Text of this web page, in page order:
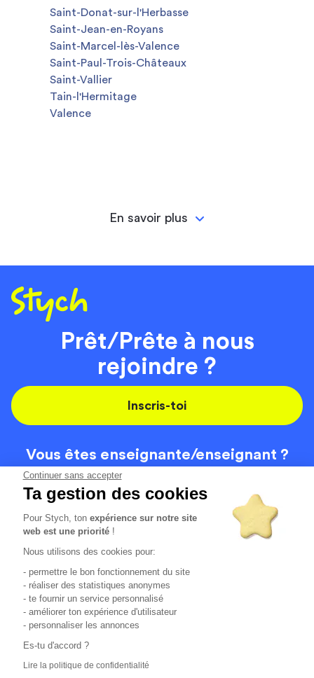
Continuer sans accepter
Ta gestion des cookies
Pour Stych, tonexpérience sur notre site
web est une priorité !
Nous utilisons des cookies pour:
- permettre le bon fonctionnement du site
- réaliser des statistiques anonymes
- te fournir un service personnalisé
- améliorer ton expérience d'utilisateur
- personnaliser les annonces
Es-tu d'accord ?
Lire la politique de confidentialité
Saint-Donat-sur-l'Herbasse
Saint-Jean-en-Royans
Saint-Marcel-lès-Valence
Saint-Paul-Trois-Châteaux
Saint-Vallier
Tain-l'Hermitage
Valence
En savoir plus
Prêt/Prête à nous
rejoindre ?
Inscris-toi
Vous êtes enseignante/enseignant ?
On recrute
Code de la route
Localisation
Contact
Tous les avis clients4.6/5 (51125 avis publiés)
Comment sont calculés nos taux de réussite ?